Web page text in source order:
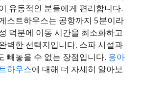
유동적인 분들에게 편리합니다.
스트하우스는 공항까지 5분이라
덕분에 이동 시간을 최소화하고
벽한 선택지입니다. 스파 시설과
빼놓을 수 없는 장점입니다. 응아
하우스에 대해 더 자세히 알아보